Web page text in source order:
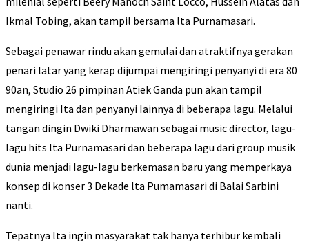
Ikmal Tobing, akan tampil bersama lta Purnamasari.
Sebagai penawar rindu akan gemulai dan atraktifnya gerakan
penari latar yang kerap dijumpai mengiringi penyanyi di era 80
90an, Studio 26 pimpinan Atiek Ganda pun akan tampil
mengiringi Ita dan penyanyi Iainnya di beberapa lagu. Melalui
tangan dingin Dwiki Dharmawan sebagai music director, lagu-
lagu hits lta Purnamasari dan beberapa lagu dari group musik
dunia menjadi Iagu-Iagu berkemasan baru yang memperkaya
konsep di konser 3 Dekade lta Pumamasari di Balai Sarbini
nanti.
Tepatnya lta ingin masyarakat tak hanya terhibur kembali